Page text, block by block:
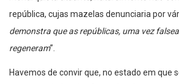
república, cujas mazelas denunciaria por
demonstra que as repúblicas, uma vez
regeneram”.
Havemos de convir que, no estado em que